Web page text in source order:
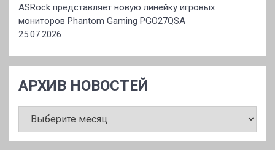
ASRock представляет новую линейку игровых
мониторов Phantom Gaming PGO27QSA
25.07.2026
АРХИВ НОВОСТЕЙ
НОВОСТЕЙ